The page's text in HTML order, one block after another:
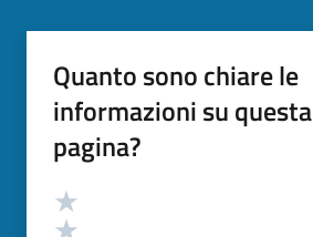
Quanto sono chiare le
informazioni su questa
pagina?
Valutazione